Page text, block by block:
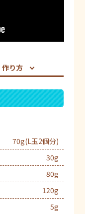
作り方
70g(L玉2個分)
30g
80g
120g
5g